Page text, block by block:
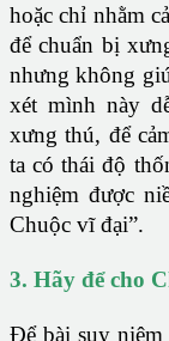
hoặc chỉ nhằm
để chuẩn bị
nhưng không
xét mình này
xưng thú, để
ta có thái độ
nghiệm được
Chuộc vĩ đại”.
3. Hãy để cho
Để bài suy niệm